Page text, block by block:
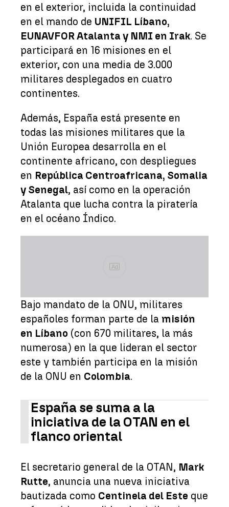
en el exterior, incluida la continuidad
en el mando de UNIFIL Líbano,
EUNAVFOR Atalanta y NMI en Irak. Se
participará en 16 misiones en el
exterior, con una media de 3.000
militares desplegados en cuatro
continentes.
Además, España está presente en
todas las misiones militares que la
Unión Europea desarrolla en el
continente africano, con despliegues
en República Centroafricana, Somalia
y Senegal, así como en la operación
Atalanta que lucha contra la piratería
en el océano Índico.
Ad
Bajo mandato de la ONU, militares
españoles forman parte de la misión
en Líbano (con 670 militares, la más
numerosa) en la que lideran el sector
este y también participa en la misión
de la ONU en Colombia.
España se suma a la
iniciativa de la OTAN en el
flanco oriental
El secretario general de la OTAN, Mark
Rutte, anuncia una nueva iniciativa
bautizada como Centinela del Este que